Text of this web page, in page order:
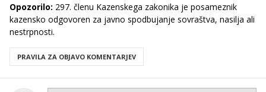
Opozorilo: 297. členu Kazenskega zakonika je posameznik
kazensko odgovoren za javno spodbujanje sovraštva, nasilja ali
nestrpnosti.
PRAVILA ZA OBJAVO KOMENTARJEV